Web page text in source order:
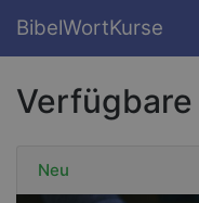
BibelWortKurse
Verfügbare
Neu